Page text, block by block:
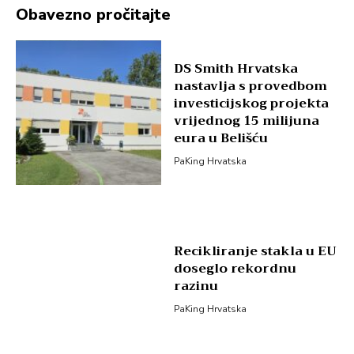
Obavezno pročitajte
DS Smith Hrvatska
nastavlja s provedbom
investicijskog projekta
vrijednog 15 milijuna
eura u Belišću
PaKing Hrvatska
Recikliranje stakla u EU
doseglo rekordnu
razinu
PaKing Hrvatska